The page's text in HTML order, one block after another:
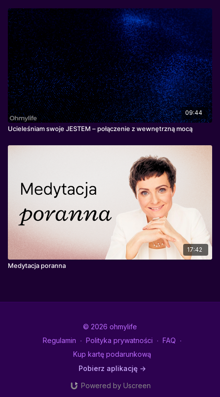
09:44
Ucieleśniam swoje JESTEM – połączenie z wewnętrzną mocą
17:42
Medytacja poranna
© 2026 ohmylife
Regulamin ∙ Polityka prywatności ∙ FAQ ∙
Kup kartę podarunkową
Pobierz aplikację ->
Powered by Uscreen